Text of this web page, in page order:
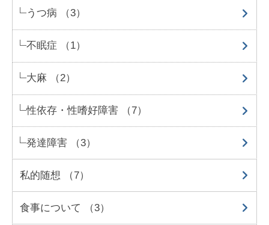
うつ病 （3）
不眠症 （1）
大麻 （2）
性依存・性嗜好障害 （7）
発達障害 （3）
私的随想 （7）
食事について （3）